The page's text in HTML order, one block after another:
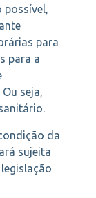
possível,
para
para a
seja,
da
sujeita